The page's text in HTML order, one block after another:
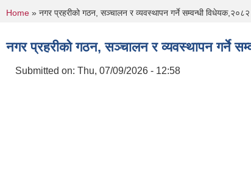
You are here
Home » नगर प्रहरीको गठन, सञ्चालन र व्यवस्थापन गर्ने सम्वन्धी विधेयक,२०८२
नगर प्रहरीको गठन, सञ्चालन र व्यवस्थापन गर्ने
Submitted on: Thu, 07/09/2026 - 12:58